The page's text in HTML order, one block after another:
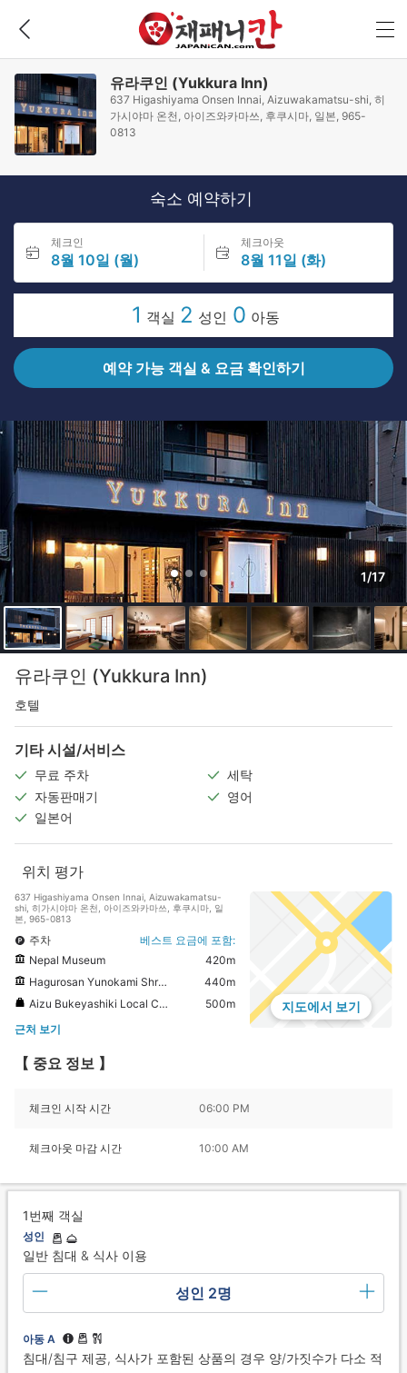
유라쿠인 (Yukkura Inn)
637 Higashiyama Onsen Innai, Aizuwakamatsu-shi, 히
가시야마 온천, 아이즈와카마쓰, 후쿠시마, 일본, 965-
0813
숙소 예약하기
체크인
8월 10일 (월)
체크아웃
8월 11일 (화)
1 객실 2 성인 0 아동
예약 가능 객실 & 요금 확인하기
1/17
유라쿠인 (Yukkura Inn)
호텔
기타 시설/서비스
무료 주차
세탁
자동판매기
영어
일본어
위치 평가
637 Higashiyama Onsen Innai, Aizuwakamatsu-
shi, 히가시야마 온천, 아이즈와카마쓰, 후쿠시마, 일
본, 965-0813
주차
베스트 요금에 포함:
Nepal Museum
420m
Hagurosan Yunokami Shrine
440m
Aizu Bukeyashiki Local Crafts Shop Kokon
500m
근처 보기
지도에서 보기
【 중요 정보 】
체크인 시작 시간 06:00 PM
체크아웃 마감 시간 10:00 AM
1번째 객실
성인
일반 침대 & 식사 이용
성인 2명
아동 A
침대/침구 제공, 식사가 포함된 상품의 경우 양/가짓수가 다소 적